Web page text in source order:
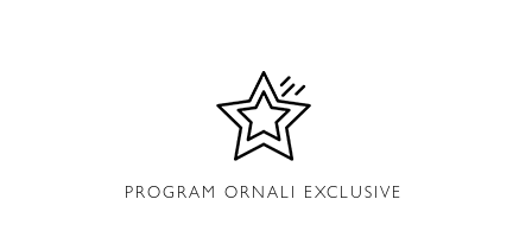
PROGRAM ORNALI EXCLUSIVE